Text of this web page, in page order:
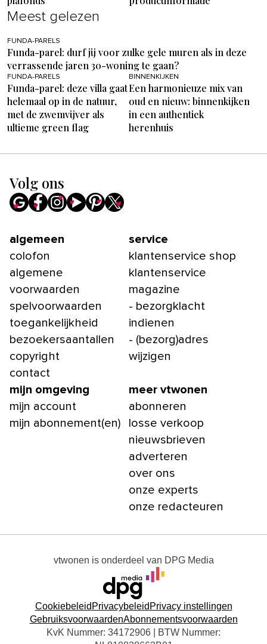
Meest gelezen
FUNDA-PARELS
Funda-parel: durf jij voor zulke gele muren als in deze
verrassende jaren 30-woning te gaan?
FUNDA-PARELS
Funda-parel: deze villa gaat
helemaal op in de natuur,
met de zwemvijver als
ultieme green flag
BINNENKIJKEN
Een harmonieuze mix van
oud en nieuw: binnenkijken
in een authentiek
herenhuis
Volg ons
algemeen
colofon
algemene
voorwaarden
spelvoorwaarden
toegankelijkheid
bezoekersaantallen
copyright
contact
service
klantenservice shop
klantenservice
magazine
- bezorgklacht
indienen
- (bezorg)adres
wijzigen
mijn omgeving
mijn account
mijn abonnement(en)
meer vtwonen
abonneren
losse verkoop
nieuwsbrieven
adverteren
over ons
onze experts
onze redacteuren
vtwonen is onderdeel van DPG Media
Cookiebeleid Privacybeleid Privacy instellingen
GebruiksvoorwaardenAbonnementsvoorwaarden
KvK Nummer: 34172906 | BTW Nummer: